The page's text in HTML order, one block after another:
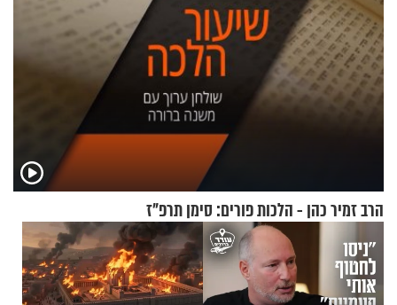
הרב זמיר כהן - הלכות פורים: סימן תרפ"ז